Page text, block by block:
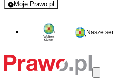
Moje Prawo.pl
- rejestracja i logowanie do
Nasze